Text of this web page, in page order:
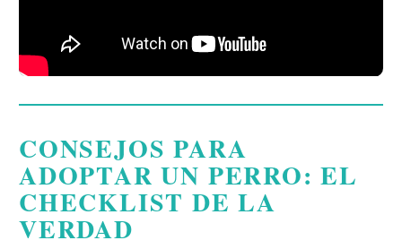
CONSEJOS PARA
ADOPTAR UN PERRO: EL
CHECKLIST DE LA
VERDAD